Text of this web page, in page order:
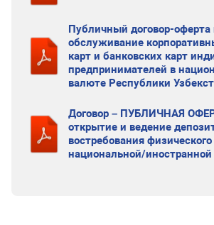
Публичный договор-оферта
обслуживание
карт и банковских карт
предпринимателей в
валюте Республики
Договор – ПУБЛИЧНАЯ
открытие и ведение
востребования
национальной/